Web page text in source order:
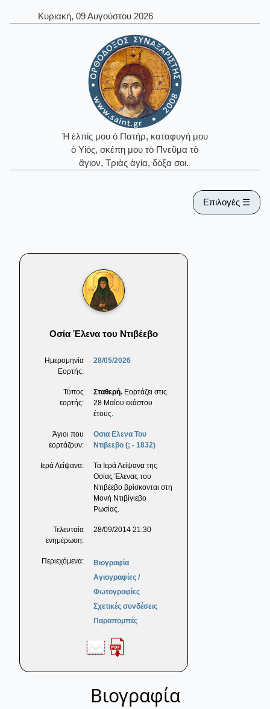
Κυριακή, 09 Αυγούστου 2026
Ἡ ἐλπίς μου ὁ Πατήρ, καταφυγή μου
ὁ Υἱός, σκέπη μου τὸ Πνεῦμα τὸ
ἅγιον, Τριὰς ἁγία, δόξα σοι.
Επιλογές ☰
Οσία Έλενα του Ντιβέεβο
Ημερομηνία
Εορτής:
28/05/2026
Τύπος
εορτής:
Σταθερή. Εορτάζει στις
28 Μαΐου εκάστου
έτους.
Άγιοι που
εορτάζουν:
Οσια Ελενα Του
Ντιβεεβο (; - 1832)
Ιερά Λείψανα:
Τα Ιερά Λείψανα της
Οσίας Έλενας του
Ντιβέεβο βρίσκονται στη
Μονή Ντιβίγιεβο
Ρωσίας.
Τελευταία
ενημέρωση:
28/09/2014 21:30
Περιεχόμενα:
Βιογραφία
Αγιογραφίες /
Φωτογραφίες
Σχετικές συνδέσεις
Παραπομπές
Βιογραφία